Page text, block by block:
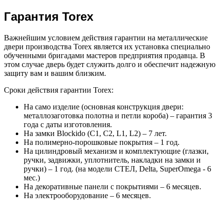
Гарантия Torex
Важнейшим условием действия гарантии на металлические
двери производства Torex является их установка специально
обученными бригадами мастеров предприятия продавца. В
этом случае дверь будет служить долго и обеспечит надежную
защиту вам и вашим близким.
Сроки действия гарантии Torex:
На само изделие (основная конструкция двери:
металлозаготовка полотна и петли короба) – гарантия 3
года с даты изготовления.
На замки Blockido (C1, C2, L1, L2) – 7 лет.
На полимерно-порошковые покрытия – 1 год.
На цилиндровый механизм и комплектующие (глазки,
ручки, задвижки, уплотнитель, накладки на замки и
ручки) – 1 год. (на модели СТЕЛ, Delta, SuperOmega - 6
мес.)
На декоративные панели с покрытиями – 6 месяцев.
На электрооборудование – 6 месяцев.